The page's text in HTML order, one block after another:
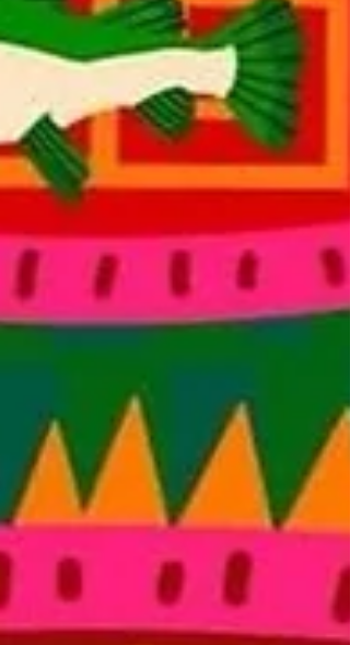
programação para todos os gostos. O destaque
da noite fica por conta da Feira Alterna, que
reúne expositores independentes e artistas
com trabalhos autora